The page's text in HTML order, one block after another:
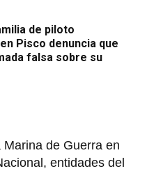
de piloto
Pisco denuncia que
falsa sobre su
de Guerra en
entidades del